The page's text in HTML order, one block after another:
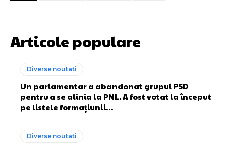
Articole populare
Diverse noutati
Un parlamentar a abandonat grupul PSD
pentru a se alinia la PNL. A fost votat la început
pe listele formațiunii…
Diverse noutati